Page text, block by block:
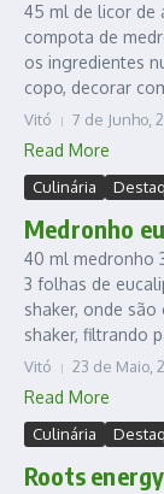
45 ml de licor de
compota de
os ingredientes
copo, decorar
Vitó 7 de Junho,
Read More
Culinária
Medronho
40 ml medronho
3 folhas de
shaker, onde
shaker, filtrando
Vitó 23 de Maio,
Read More
Culinária
Roots energy